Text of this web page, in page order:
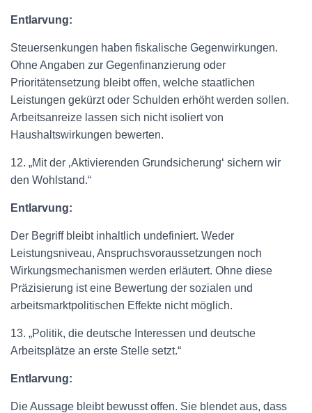
Entlarvung:
Steuersenkungen haben fiskalische Gegenwirkungen.
Ohne Angaben zur Gegenfinanzierung oder
Prioritätensetzung bleibt offen, welche staatlichen
Leistungen gekürzt oder Schulden erhöht werden sollen.
Arbeitsanreize lassen sich nicht isoliert von
Haushaltswirkungen bewerten.
12. „Mit der ‚Aktivierenden Grundsicherung‘ sichern wir
den Wohlstand.“
Entlarvung:
Der Begriff bleibt inhaltlich undefiniert. Weder
Leistungsniveau, Anspruchsvoraussetzungen noch
Wirkungsmechanismen werden erläutert. Ohne diese
Präzisierung ist eine Bewertung der sozialen und
arbeitsmarktpolitischen Effekte nicht möglich.
13. „Politik, die deutsche Interessen und deutsche
Arbeitsplätze an erste Stelle setzt.“
Entlarvung:
Die Aussage bleibt bewusst offen. Sie blendet aus, dass